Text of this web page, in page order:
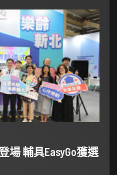
場 輔具EasyGo獲選